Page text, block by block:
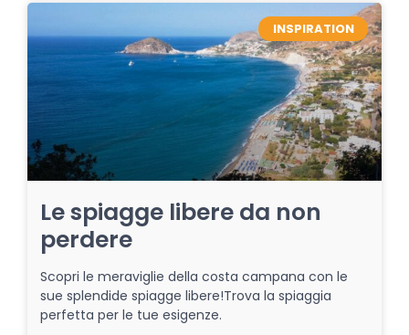
INSPIRATION
Le spiagge libere da non
perdere
Scopri le meraviglie della costa campana con le
sue splendide spiagge libere!Trova la spiaggia
perfetta per le tue esigenze.